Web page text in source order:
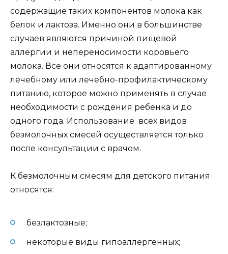
содержащие таких компонентов молока как
белок и лактоза. Именно они в большинстве
случаев являются причиной пищевой
аллергии и непереносимости коровьего
молока. Все они относятся к адаптированному
лечебному или лечебно-профилактическому
питанию, которое можно применять в случае
необходимости с рождения ребенка и до
одного года. Использование всех видов
безмолочных смесей осуществляется только
после консультации с врачом.
К безмолочным смесям для детского питания
относятся:
безлактозные;
некоторые виды гипоаллергенных;